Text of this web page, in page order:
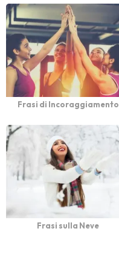
Frasi di Incoraggiamento
Frasi sulla Neve